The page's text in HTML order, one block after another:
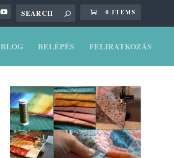
0 ITEMS
BLOG BELÉPÉS FELIRATKOZÁS